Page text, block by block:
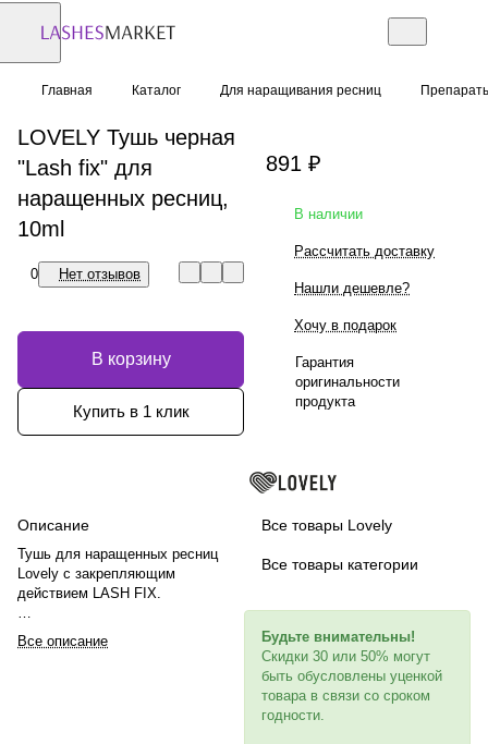
Главная Каталог Для наращивания ресниц
LOVELY Тушь черная
"Lash fix" для
наращенных ресниц,
10ml
0 Нет отзывов
В корзину
Купить в 1 клик
Описание
Тушь для наращенных ресниц
Lovely c закрепляющим
действием LASH FIX.
Тушь равномерно прокрашивает
наращенные и натуральные
Все описание
891 ₽
В наличии
Рассчитать доставку
Нашли дешевле?
Хочу в подарок
Гарантия
оригинальности
продукта
Все товары Lovely
Все товары категории
Будьте внимательны!
Скидки 30 или 50% могут
быть обусловлены уценкой
товара в связи со сроком
годности.